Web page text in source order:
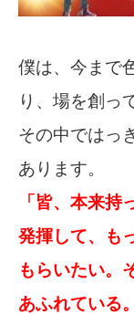
僕は、今まで
り、場を創っ
その中ではっ
あります。
「皆、本来
発揮して、も
もらいたい。
あふれている